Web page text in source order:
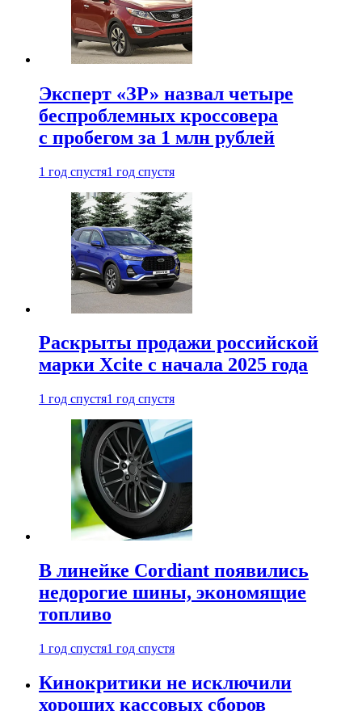
Эксперт «ЗР» назвал четыре
беспроблемных кроссовера
с пробегом за 1 млн рублей
1 год спустя1 год спустя
Раскрыты продажи российской
марки Xcite с начала 2025 года
1 год спустя1 год спустя
В линейке Cordiant появились
недорогие шины, экономящие
топливо
1 год спустя1 год спустя
Кинокритики не исключили
хороших кассовых сборов